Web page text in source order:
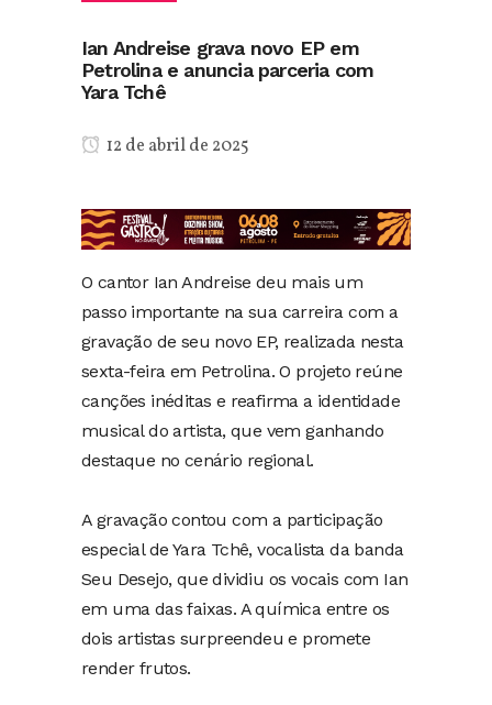
Ian Andreise grava novo EP em
Petrolina e anuncia parceria com
Yara Tchê
12 de abril de 2025
O cantor Ian Andreise deu mais um
passo importante na sua carreira com a
gravação de seu novo EP, realizada nesta
sexta-feira em Petrolina. O projeto reúne
canções inéditas e reafirma a identidade
musical do artista, que vem ganhando
destaque no cenário regional.
A gravação contou com a participação
especial de Yara Tchê, vocalista da banda
Seu Desejo, que dividiu os vocais com Ian
em uma das faixas. A química entre os
dois artistas surpreendeu e promete
render frutos.